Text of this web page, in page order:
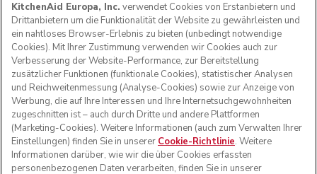
FOLGEN SIE UNS
KitchenAid Europa, Inc. verwendet Cookies von Erstanbietern und
Drittanbietern um die Funktionalität der Website zu gewährleisten und
ein nahtloses Browser-Erlebnis zu bieten (unbedingt notwendige
Cookies). Mit Ihrer Zustimmung verwenden wir Cookies auch zur
Verbesserung der Website-Performance, zur Bereitstellung
zusätzlicher Funktionen (funktionale Cookies), statistischer Analysen
und Reichweitenmessung (Analyse-Cookies) sowie zur Anzeige von
Werbung, die auf Ihre Interessen und Ihre Internetsuchgewohnheiten
zugeschnitten ist – auch durch Dritte und andere Plattformen
(Marketing-Cookies). Weitere Informationen (auch zum Verwalten Ihrer
Einstellungen) finden Sie in unserer Cookie-Richtlinie. Weitere
Informationen darüber, wie wir die über Cookies erfassten
personenbezogenen Daten verarbeiten, finden Sie in unserer